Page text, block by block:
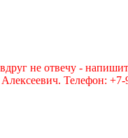
не отвечу -
Телефон: +7-